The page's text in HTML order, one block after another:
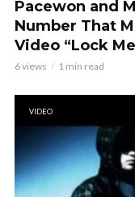
Pacewon and
Number That
Video “Lock
6 views 1 min read
VIDEO